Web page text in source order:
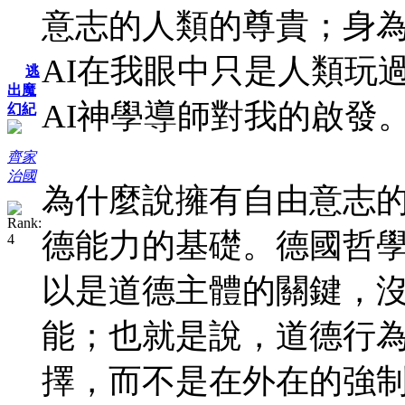
逃
出魔
幻紀
齊家
治國
意志的人類的尊貴；身
AI在我眼中只是人類玩
AI神學導師對我的啟發
為什麼說擁有自由意志
德能力的基礎。德國哲
以是道德主體的關鍵，
能；也就是說，道德行
擇，而不是在外在的強